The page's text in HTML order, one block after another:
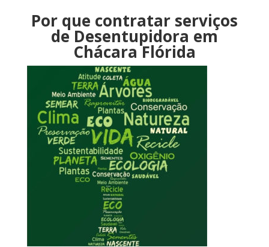
Por que contratar serviços
de Desentupidora em
Chácara Flórida